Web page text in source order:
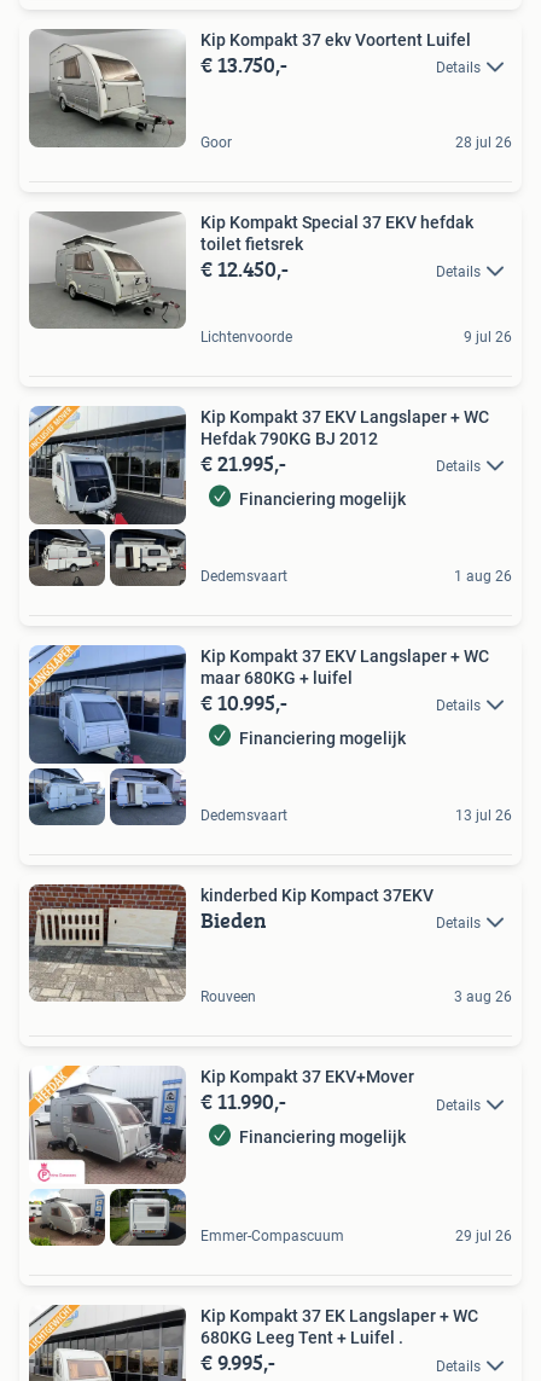
Kip Kompakt 37 ekv Voortent Luifel
€ 13.750,- Details
Goor 28 jul 26
Kip Kompakt Special 37 EKV hefdak
toilet fietsrek
€ 12.450,- Details
Lichtenvoorde 9 jul 26
Kip Kompakt 37 EKV Langslaper + WC
Hefdak 790KG BJ 2012
€ 21.995,- Details
Financiering mogelijk
Dedemsvaart 1 aug 26
Kip Kompakt 37 EKV Langslaper + WC
maar 680KG + luifel
€ 10.995,- Details
Financiering mogelijk
Dedemsvaart 13 jul 26
kinderbed Kip Kompact 37EKV
Bieden Details
Rouveen 3 aug 26
Kip Kompakt 37 EKV+Mover
€ 11.990,- Details
Financiering mogelijk
Emmer-Compascuum 29 jul 26
Kip Kompakt 37 EK Langslaper + WC
680KG Leeg Tent + Luifel .
€ 9.995,- Details